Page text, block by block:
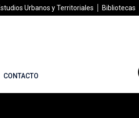
Urbanos y Territoriales Bibliotecas
CONTACTO